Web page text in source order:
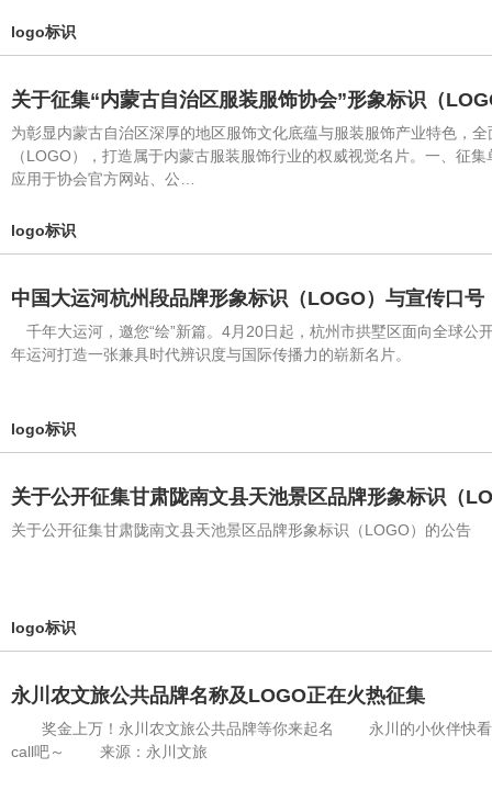
logo标识
关于征集“内蒙古自治区服装服饰协会”形象标识（
为彰显内蒙古自治区深厚的地区服饰文化底蕴与服装服饰产业特色，
（LOGO），打造属于内蒙古服装服饰行业的权威视觉名片。一、征
应用于协会官方网站、公…
logo标识
中国大运河杭州段品牌形象标识（LOGO）与宣传口
千年大运河，邀您“绘”新篇。4月20日起，杭州市拱墅区面向全球
年运河打造一张兼具时代辨识度与国际传播力的崭新名片。
logo标识
关于公开征集甘肃陇南文县天池景区品牌形象标识（
关于公开征集甘肃陇南文县天池景区品牌形象标识（LOGO）的公告
logo标识
永川农文旅公共品牌名称及LOGO正在火热征集
奖金上万！永川农文旅公共品牌等你来起名 永川的小伙伴快看过
call吧～ 来源：永川文旅